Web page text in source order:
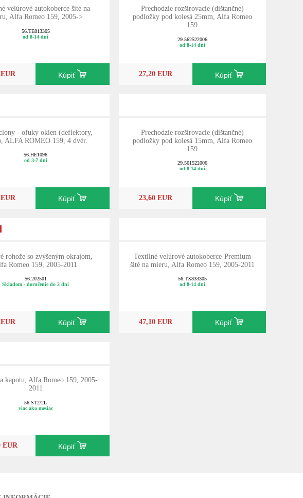
velúrové autokoberce šité na
Alfa Romeo 159, 2005->
56.TE813305
od 8-14 dní
Kúpiť
Prechodzie rozširovacie (dištančné)
podložky pod kolesá 25mm, Alfa Romeo
159
29.562522006
od 8-14 dní
27,20 EUR Kúpiť
- ofuky okien (deflektory,
ALFA ROMEO 159, 4 dvér.
56.HE1096
od 3-7 dní
Kúpiť
Prechodzie rozširovacie (dištančné)
podložky pod kolesá 15mm, Alfa Romeo
159
29.561522006
od 8-14 dní
23,60 EUR Kúpiť
rohože so zvýšeným okrajom,
Romeo 159, 2005-2011
56.202501
Skladom - doručenie do 2 dní
Kúpiť
Textilné velúrové autokoberce-Premium
šité na mieru, Alfa Romeo 159, 2005-2011
56.TX833305
od 8-14 dní
47,10 EUR Kúpiť
kapotu, Alfa Romeo 159, 2005-
2011
56.ST2/2L
viac ako mesiac
EUR Kúpiť